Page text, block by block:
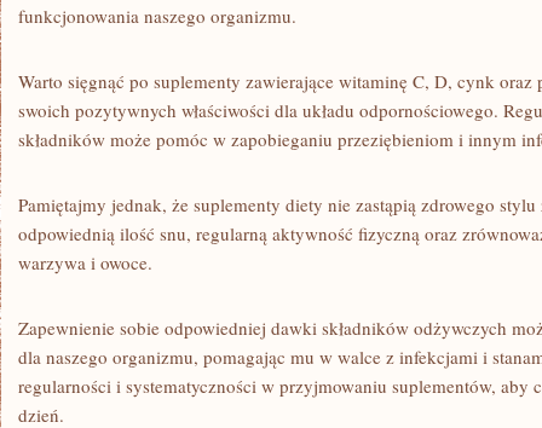
funkcjonowania naszego organizmu.
Warto sięgnąć po suplementy zawierające witaminę C, D, cynk
swoich‌ pozytywnych właściwości dla ‌układu odpornościowego.
składników może pomóc w zapobieganiu‌ przeziębieniom i innym
Pamiętajmy jednak, że‌ suplementy diety nie zastąpią zdrowego
odpowiednią ilość snu, regularną aktywność fizyczną oraz
warzywa i ⁢owoce.
Zapewnienie sobie odpowiedniej dawki ⁢składników odżywczych
dla naszego organizmu, pomagając mu w walce z infekcjami ‍i
regularności i systematyczności w​ przyjmowaniu suplementów,‍ aby
dzień.